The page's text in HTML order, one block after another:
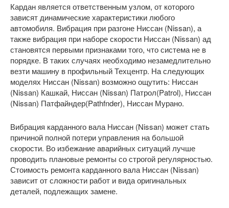
Кардан является ответственным узлом, от которого
зависят динамические характеристики любого
автомобиля. Вибрация при разгоне Ниссан (Nissan), а
также вибрация при наборе скорости Ниссан (Nissan) ад
становятся первыми признаками того, что система не в
порядке. В таких случаях необходимо незамедлительно
везти машину в профильный Техцентр. На следующих
моделях Ниссан (Nissan) возможно ощутить: Ниссан
(Nissan) Кашкай, Ниссан (Nissan) Патрол(Patrol), Ниссан
(Nissan) Патфайндер(Pathfnder), Ниссан Мурано.
Вибрация карданного вала Ниссан (Nissan) может стать
причиной полной потери управления на большой
скорости. Во избежание аварийных ситуаций лучше
проводить плановые ремонты со строгой регулярностью.
Стоимость ремонта карданного вала Ниссан (Nissan)
зависит от сложности работ и вида оригинальных
деталей, подлежащих замене.